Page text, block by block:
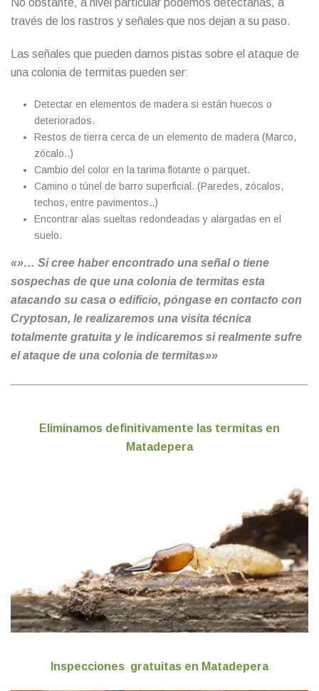
través de los rastros y señales que nos dejan a su paso.
Las señales que pueden darnos pistas sobre el ataque de
una colonia de termitas pueden ser:
Detectar en elementos de madera si están huecos o
deteriorados.
Restos de tierra cerca de un elemento de madera (Marco,
zócalo..)
Cambio del color en la tarima flotante o parquet.
Camino o túnel de barro superficial. (Paredes, zócalos,
techos, entre pavimentos..)
Encontrar alas sueltas redondeadas y alargadas en el
suelo.
«»… Si cree haber encontrado una señal o tiene
sospechas de que una colonia de termitas esta
atacando su casa o edificio, póngase en contacto con
Cryptosan, le realizaremos una visita técnica
totalmente gratuita y le indicaremos si realmente sufre
el ataque de una colonia de termitas»»
Eliminamos definitivamente las termitas en
Matadepera
Inspecciones gratuitas en Matadepera